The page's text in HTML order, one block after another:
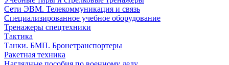
Сети ЭВМ. Телекоммуникация и связь
Специализированное учебное оборудование
Тренажеры спецтехники
Тактика
Танки. БМП. Бронетранспортеры
Ракетная техника